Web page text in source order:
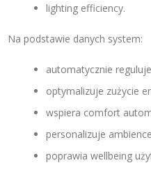
lighting efficiency.
Na podstawie danych system:
automatycznie
optymalizuje zużycie
wspiera comfort
personalizuje
poprawia wellbeing